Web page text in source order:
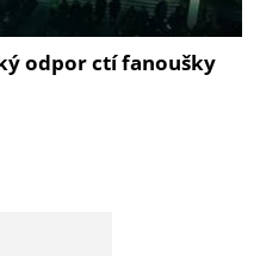
odpor ctí fanoušky